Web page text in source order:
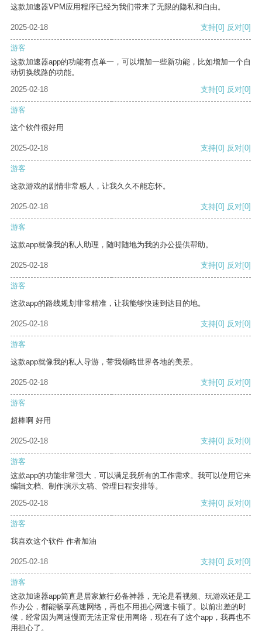
这款加速器VPM应用程序已经为我们带来了无限的隐私和自由。
2025-02-18 支持[0] 反对[0]
游客
这款加速器app的功能有点单一，可以增加一些新功能，比如增加一个自
动切换线路的功能。
2025-02-18
支持[0] 反对[0]
游客
这个软件很好用
2025-02-18 支持[0] 反对[0]
游客
这款游戏的剧情非常感人，让我久久不能忘怀。
2025-02-18 支持[0] 反对[0]
游客
这款app就像我的私人助理，随时随地为我的办公提供帮助。
2025-02-18 支持[0] 反对[0]
游客
这款app的路线规划非常精准，让我能够快速到达目的地。
2025-02-18 支持[0] 反对[0]
游客
这款app就像我的私人导游，带我领略世界各地的美景。
2025-02-18 支持[0] 反对[0]
游客
超棒啊 好用
2025-02-18 支持[0] 反对[0]
游客
这款app的功能非常强大，可以满足我所有的工作需求。我可以使用它来
编辑文档、制作演示文稿、管理日程安排等。
2025-02-18
支持[0] 反对[0]
游客
我喜欢这个软件 作者加油
2025-02-18 支持[0] 反对[0]
游客
这款加速器app简直是居家旅行必备神器，无论是看视频、玩游戏还是工
作办公，都能畅享高速网络，再也不用担心网速卡顿了。以前出差的时
候，经常因为网速慢而无法正常使用网络，现在有了这个app，我再也不
用担心了。